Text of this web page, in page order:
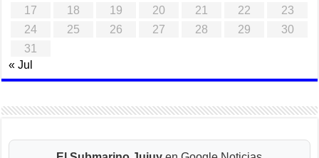
17
18 19 20 21 22
23
24
25 26 27 28 29
30
31
« Jul